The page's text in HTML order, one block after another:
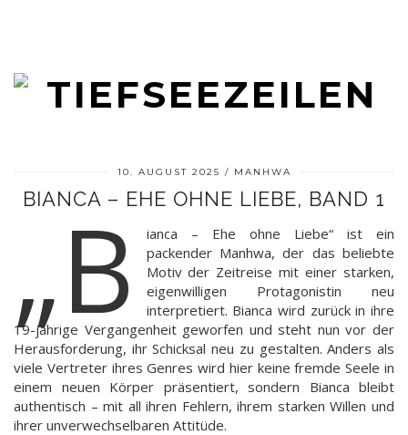
10. AUGUST 2025 MANHWA
BIANCA – EHE OHNE LIEBE, BAND 1
„B
ianca – Ehe ohne Liebe“ ist ein
packender Manhwa, der das beliebte
Motiv der Zeitreise mit einer starken,
eigenwilligen Protagonistin neu
interpretiert. Bianca wird zurück in ihre
19-jährige Vergangenheit geworfen und steht nun vor der
Herausforderung, ihr Schicksal neu zu gestalten. Anders als
viele Vertreter ihres Genres wird hier keine fremde Seele in
einem neuen Körper präsentiert, sondern Bianca bleibt
authentisch – mit all ihren Fehlern, ihrem starken Willen und
ihrer unverwechselbaren Attitüde.